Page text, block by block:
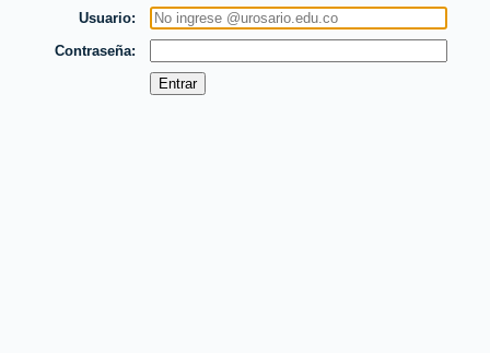
Usuario
Contraseña